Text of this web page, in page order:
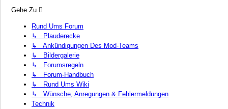
Gehe Zu
Rund Ums Forum
↳ Plauderecke
↳ Ankündigungen Des Mod-Teams
↳ Bildergalerie
↳ Forumsregeln
↳ Forum-Handbuch
↳ Rund Ums Wiki
↳ Wünsche, Anregungen & Fehlermeldungen
Technik